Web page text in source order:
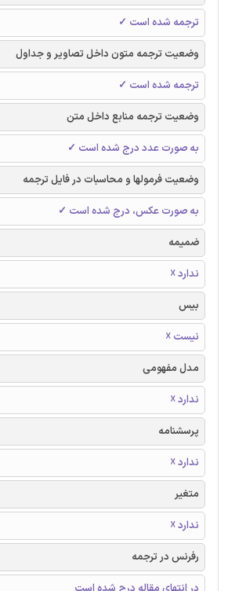
ترجمه شده است ✓
وضعیت ترجمه متون داخل تصاویر و جداول
ترجمه شده است ✓
وضعیت ترجمه منابع داخل متن
به صورت عدد درج شده است ✓
وضعیت فرمولها و محاسبات در فایل ترجمه
به صورت عکس، درج شده است ✓
ضمیمه
ندارد ☓
بیس
نیست ☓
مدل مفهومی
ندارد ☓
پرسشنامه
ندارد ☓
متغیر
ندارد ☓
رفرنس در ترجمه